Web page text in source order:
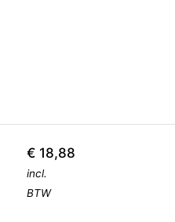
€ 18,88
incl.
BTW